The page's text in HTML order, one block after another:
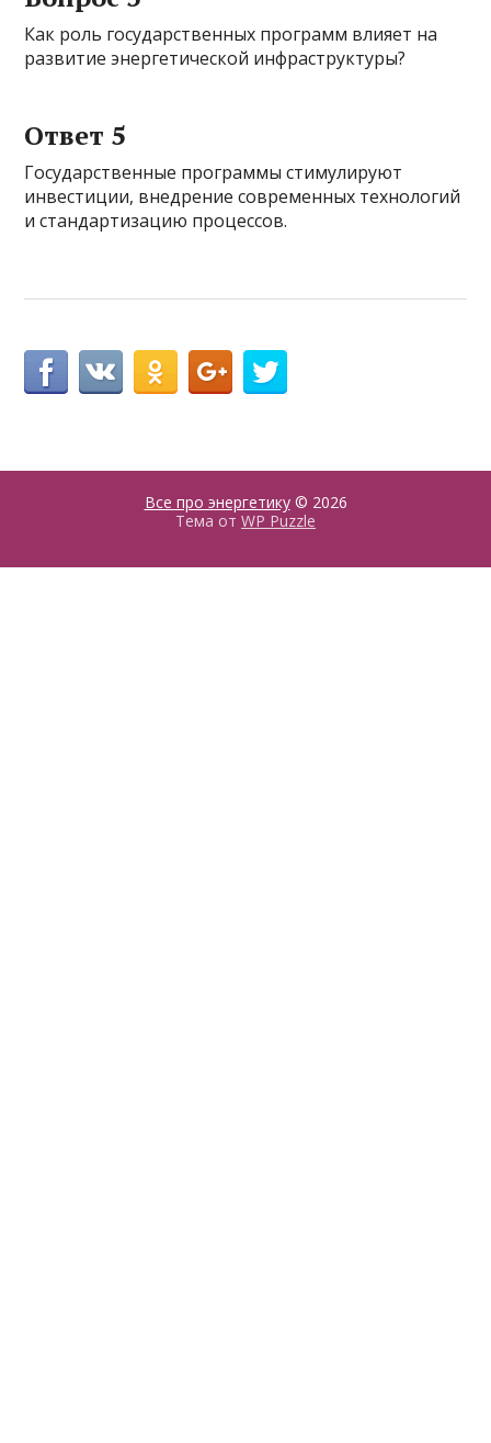
Как роль государственных программ влияет на
развитие энергетической инфраструктуры?
Ответ 5
Государственные программы стимулируют
инвестиции, внедрение современных технологий
и стандартизацию процессов.
Все про энергетику© 2026
Тема от WP Puzzle